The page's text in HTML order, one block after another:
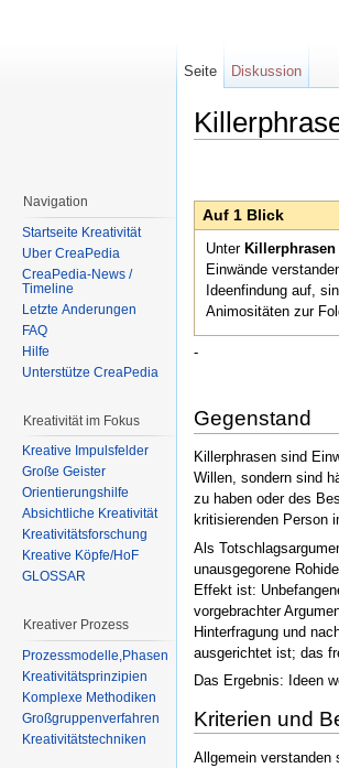
Auf 1 Blick
Unter Killerphrasen
Einwände
Ideenfindung auf,
Animositäten zur
-
Gegenstand
Killerphrasen sind
Willen, sondern sind
zu haben oder des
kritisierenden Person
Als
unausgegorene
Effekt ist:
vorgebrachter
Hinterfragung und
ausgerichtet ist; das
Das Ergebnis: Ideen
Kriterien und
Allgemein verstanden
Seite Diskussion
Navigation
Startseite Kreativität
Über CreaPedia
CreaPedia-News /
Timeline
Letzte Änderungen
FAQ
Hilfe
Unterstütze CreaPedia
Kreativität im Fokus
Kreative Impulsfelder
Große Geister
Orientierungshilfe
Absichtliche Kreativität
Kreativitätsforschung
Kreative Köpfe/HoF
GLOSSAR
Kreativer Prozess
Prozessmodelle,Phasen
Kreativitätsprinzipien
Komplexe Methodiken
Großgruppenverfahren
Kreativitätstechniken